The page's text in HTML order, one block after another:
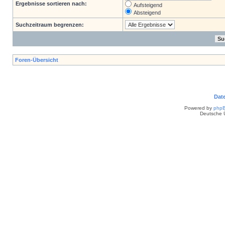
Ergebnisse sortieren nach:
Aufsteigend
Absteigend
Suchzeitraum begrenzen:
Foren-Übersicht
Powered by
Deutsche